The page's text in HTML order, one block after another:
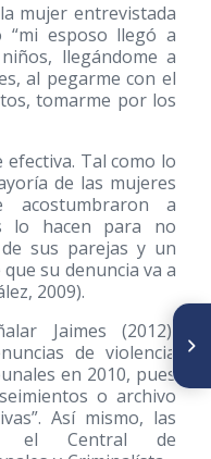
mujer entrevistada
esposo llegó a
llegándome a
al pegarme con el
tomarme por los
Tal como lo
de las mujeres
acostumbraron a
lo hacen para no
sus parejas y un
su denuncia va a
2009).
Jaimes (2012)
de violencia
en 2010, pues
o archivo
Así mismo, las
el Central de
SIGUIENTE ARTÍCULO
delincuentes violentos de
popular en Venezuela